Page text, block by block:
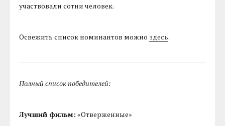
участвовали сотни человек.
Освежить список номинантов можно здесь.
Полный список победителей:
Лучший фильм: «Отверженные»